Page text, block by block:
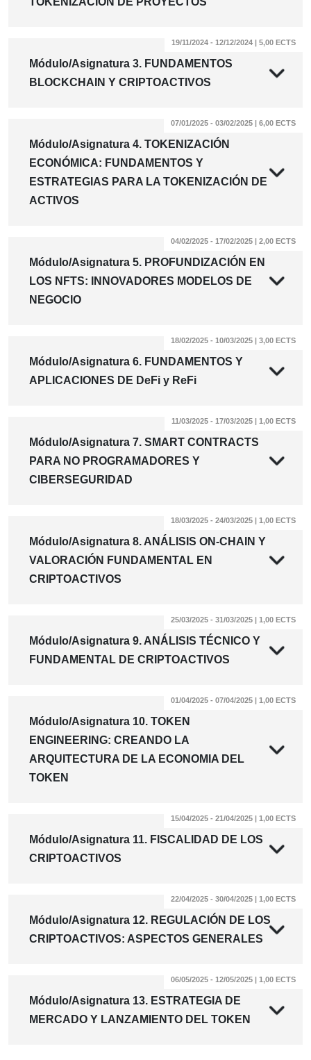
Módulo/Asignatura 3. FUNDAMENTOS
BLOCKCHAIN Y CRIPTOACTIVOS
19/11/2024 - 12/12/2024 | 5,00 ECTS
Módulo/Asignatura 4. TOKENIZACIÓN
ECONÓMICA: FUNDAMENTOS Y
ESTRATEGIAS PARA LA TOKENIZACIÓN DE
ACTIVOS
07/01/2025 - 03/02/2025 | 6,00 ECTS
Módulo/Asignatura 5. PROFUNDIZACIÓN EN
LOS NFTS: INNOVADORES MODELOS DE
NEGOCIO
04/02/2025 - 17/02/2025 | 2,00 ECTS
Módulo/Asignatura 6. FUNDAMENTOS Y
APLICACIONES DE DeFi y ReFi
18/02/2025 - 10/03/2025 | 3,00 ECTS
Módulo/Asignatura 7. SMART CONTRACTS
PARA NO PROGRAMADORES Y
CIBERSEGURIDAD
11/03/2025 - 17/03/2025 | 1,00 ECTS
Módulo/Asignatura 8. ANÁLISIS ON-CHAIN Y
VALORACIÓN FUNDAMENTAL EN
CRIPTOACTIVOS
18/03/2025 - 24/03/2025 | 1,00 ECTS
Módulo/Asignatura 9. ANÁLISIS TÉCNICO Y
FUNDAMENTAL DE CRIPTOACTIVOS
25/03/2025 - 31/03/2025 | 1,00 ECTS
Módulo/Asignatura 10. TOKEN
ENGINEERING: CREANDO LA
ARQUITECTURA DE LA ECONOMIA DEL
TOKEN
01/04/2025 - 07/04/2025 | 1,00 ECTS
Módulo/Asignatura 11. FISCALIDAD DE LOS
CRIPTOACTIVOS
15/04/2025 - 21/04/2025 | 1,00 ECTS
Módulo/Asignatura 12. REGULACIÓN DE LOS
CRIPTOACTIVOS: ASPECTOS GENERALES
22/04/2025 - 30/04/2025 | 1,00 ECTS
Módulo/Asignatura 13. ESTRATEGIA DE
MERCADO Y LANZAMIENTO DEL TOKEN
06/05/2025 - 12/05/2025 | 1,00 ECTS